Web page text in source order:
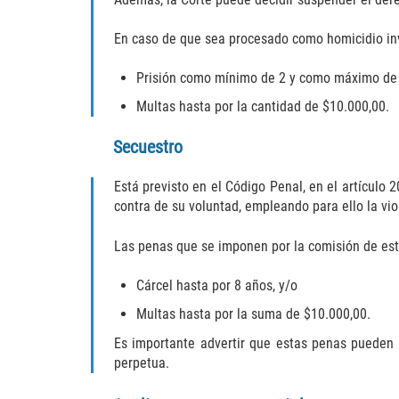
En caso de que sea procesado como homicidio
Prisión como mínimo de 2 y como máximo
Multas hasta por la cantidad de $10.000,00.
Secuestro
Está previsto en el Código Penal, en el artículo
contra de su voluntad, empleando para ello la
Las penas que se imponen por la comisión de
Cárcel hasta por 8 años, y/o
Multas hasta por la suma de $10.000,00.
Es importante advertir que estas penas
perpetua.